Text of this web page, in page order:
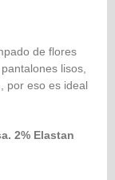
de flores
lisos,
por eso es ideal
2% Elastan